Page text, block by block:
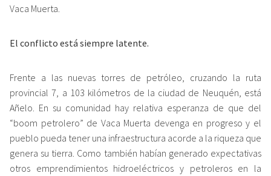
Vaca Muerta.
El conflicto está siempre latente.
Frente a las nuevas torres de petróleo, cruzando la ruta
provincial 7, a 103 kilómetros de la ciudad de Neuquén, está
Añelo. En su comunidad hay relativa esperanza de que del
“boom petrolero” de Vaca Muerta devenga en progreso y el
pueblo pueda tener una infraestructura acorde a la riqueza que
genera su tierra. Como también habían generado expectativas
otros emprendimientos hidroeléctricos y petroleros en la